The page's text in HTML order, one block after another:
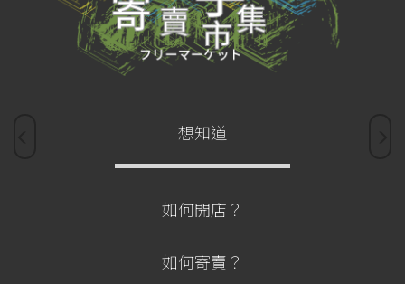
想知道
如何開店？
如何寄賣？